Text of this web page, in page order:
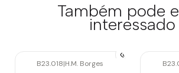
Também pode
interessado
B23.018|H.M. Borges